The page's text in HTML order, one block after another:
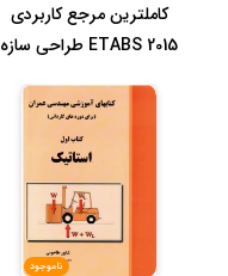
کاملترین مرجع کاربردی
ETABS 2015 طراحی سازه
ناموجود